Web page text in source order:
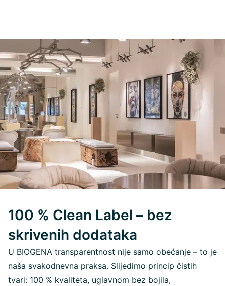
100 % Clean Label – bez
skrivenih dodataka
U BIOGENA transparentnost nije samo obećanje – to je
naša svakodnevna praksa. Slijedimo princip čistih
tvari: 100 % kvaliteta, uglavnom bez bojila,